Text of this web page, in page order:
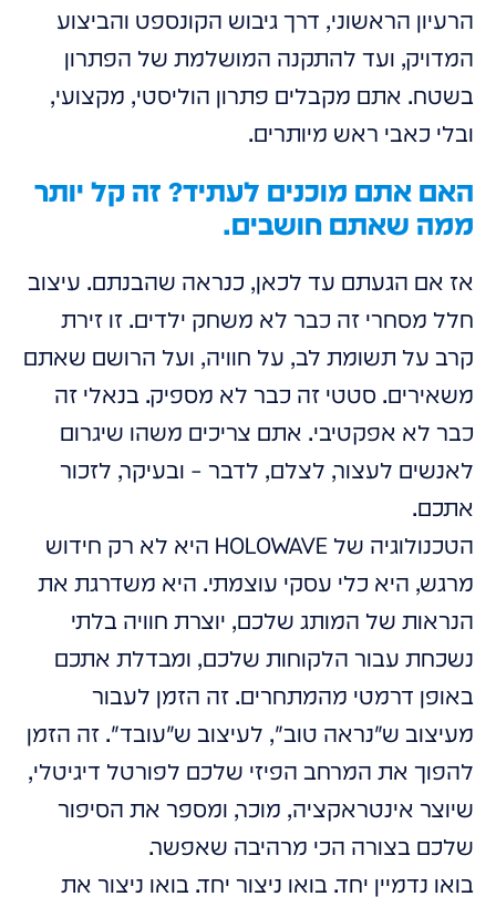
הרעיון הראשוני, דרך גיבוש הקונספט והביצוע
המדויק, ועד להתקנה המושלמת של הפתרון
בשטח. אתם מקבלים פתרון הוליסטי, מקצועי,
ובלי כאבי ראש מיותרים.
האם אתם מוכנים לעתיד? זה קל יותר
ממה שאתם חושבים.
אז אם הגעתם עד לכאן, כנראה שהבנתם. עיצוב
חלל מסחרי זה כבר לא משחק ילדים. זו זירת
קרב על תשומת לב, על חוויה, ועל הרושם שאתם
משאירים. סטטי זה כבר לא מספיק. בנאלי זה
כבר לא אפקטיבי. אתם צריכים משהו שיגרום
לאנשים לעצור, לצלם, לדבר – ובעיקר, לזכור
אתכם.
הטכנולוגיה של HOLOWAVE היא לא רק חידוש
מרגש, היא כלי עסקי עוצמתי. היא משדרגת את
הנראות של המותג שלכם, יוצרת חוויה בלתי
נשכחת עבור הלקוחות שלכם, ומבדלת אתכם
באופן דרמטי מהמתחרים. זה הזמן לעבור
מעיצוב ש"נראה טוב", לעיצוב ש"עובד". זה הזמן
להפוך את המרחב הפיזי שלכם לפורטל דיגיטלי,
שיוצר אינטראקציה, מוכר, ומספר את הסיפור
שלכם בצורה הכי מרהיבה שאפשר.
בואו נדמיין יחד. בואו ניצור יחד. בואו ניצור את